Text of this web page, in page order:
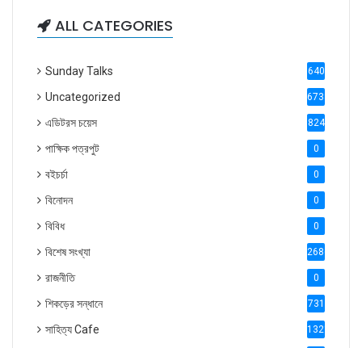
ALL CATEGORIES
Sunday Talks 640
Uncategorized 6738
এডিটরস চয়েস 824
পাক্ষিক পত্রপুট 0
বইচর্চা 0
বিনোদন 0
বিবিধ 0
বিশেষ সংখ্যা 2686
রাজনীতি 0
শিকড়ের সন্ধানে 731
সাহিত্য Cafe 1321